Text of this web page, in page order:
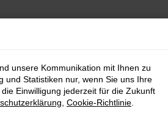
unsere Kommunikation mit Ihnen zu
und Statistiken nur, wenn Sie uns Ihre
Einwilligung jederzeit für die Zukunft
Cookie-Richtlinie